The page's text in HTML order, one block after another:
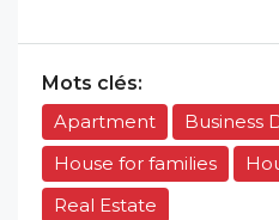
Mots clés:
Apartment
Business
House for families
Real Estate